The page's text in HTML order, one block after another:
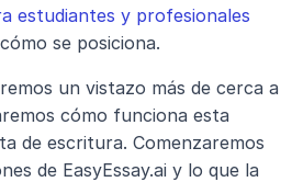
estudiantes y profesionales
se posiciona.
un vistazo más de cerca a
cómo funciona esta
de escritura. Comenzaremos
de EasyEssay.ai y lo que la